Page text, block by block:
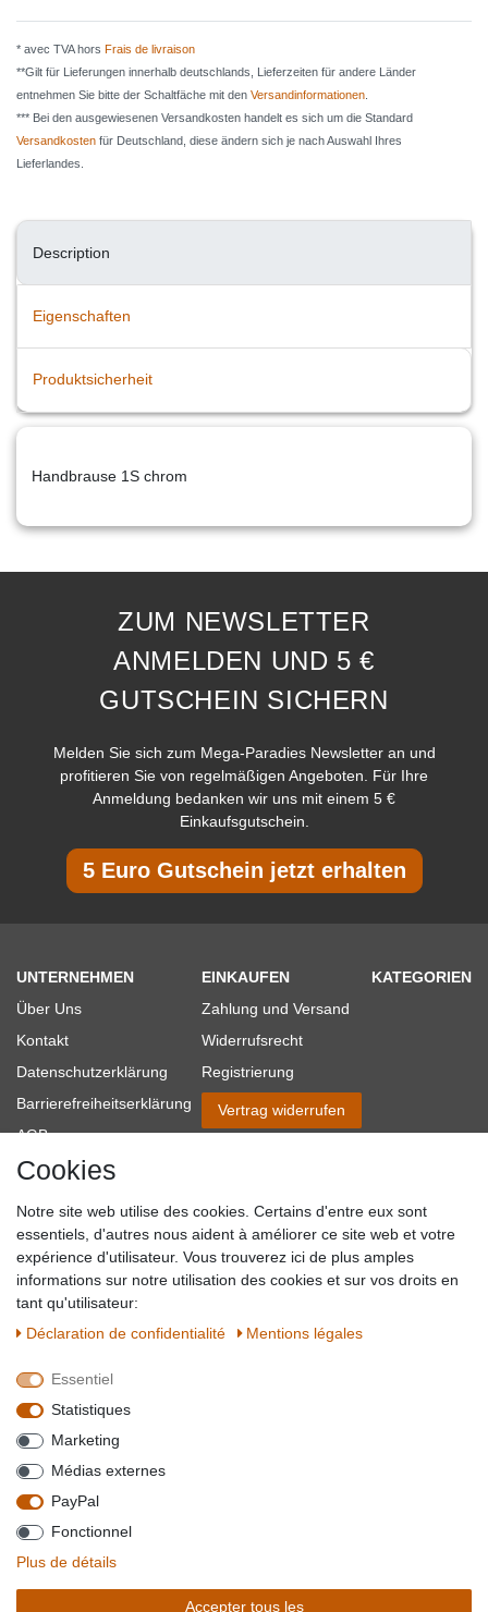
* avec TVA hors Frais de livraison
**Gilt für Lieferungen innerhalb deutschlands, Lieferzeiten für andere Länder
entnehmen Sie bitte der Schaltfäche mit den Versandinformationen
*** Bei den ausgewiesenen Versandkosten handelt es sich um die Standard
Versandkosten für Deutschland, diese ändern sich je nach Auswahl Ihres
Lieferlandes.
Description
Eigenschaften
Produktsicherheit
Handbrause 1S chrom
ZUM NEWSLETTER
ANMELDEN UND 5 €
GUTSCHEIN SICHERN
Melden Sie sich zum Mega-Paradies Newsletter an und
profitieren Sie von regelmäßigen Angeboten. Für Ihre
Anmeldung bedanken wir uns mit einem 5 €
Einkaufsgutschein.
5 Euro Gutschein jetzt erhalten
UNTERNEHMEN
Über Uns
Kontakt
Datenschutzerklärung
Barrierefreiheitserklärung
AGB
Impressum
Blog
EINKAUFEN
Zahlung und Versand
Widerrufsrecht
Registrierung
Vertrag widerrufen
KATEGORIEN
SICHER EINKAUFEN
QUALITÄT
BESUCHEN SIE UNS AUF
WIR AKZEPTIEREN
*Alle Preise verstehen sich inkl. MwSt. zzgl. Versandkosten. **Gilt für Lieferungen
innerhalb deutschlands, Lieferzeiten für andere Länder entnehmen Sie bitte der
Schaltfäche mit denVersandinformationen. *** Bei den ausgewiesenen Versandkosten
Cookies
Notre site web utilise des cookies. Certains d'entre eux sont
essentiels, d'autres nous aident à améliorer ce site web et votre
expérience d'utilisateur. Vous trouverez ici de plus amples
informations sur notre utilisation des cookies et sur vos droits en
tant qu'utilisateur:
Déclaration de confidentialité
Mentions légales
Essentiel
Statistiques
Marketing
Médias externes
PayPal
Fonctionnel
Plus de détails
Accepter tous les